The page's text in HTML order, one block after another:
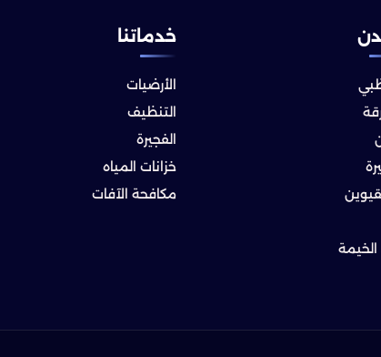
خدماتنا
الأرضيات
التنظيف
الفجيرة
خزانات المياه
مكافحة الآفات